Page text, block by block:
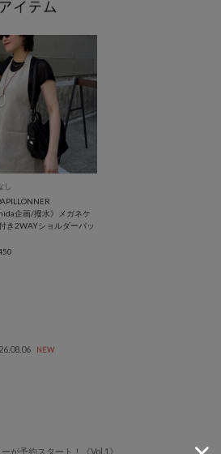
し
企画/撥水》メガネケ
き2WAYショルダーバッ
NEW
が予約スタート！《Vol.1》